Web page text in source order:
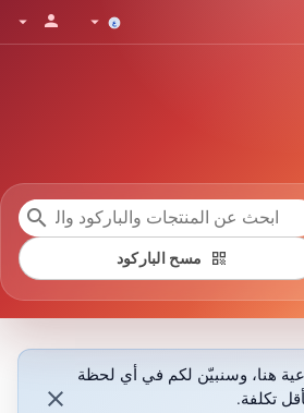
arrow_drop_down
person
arrow_drop_down
search
qr_code مسح الباركود
هنا، وسنبيّن لكم في أي لحظة
تكلفة.
close